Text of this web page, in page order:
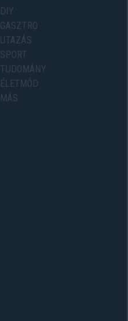
DIY
GASZTRO
UTAZÁS
SPORT
TUDOMÁNY
ÉLETMÓD
MÁS